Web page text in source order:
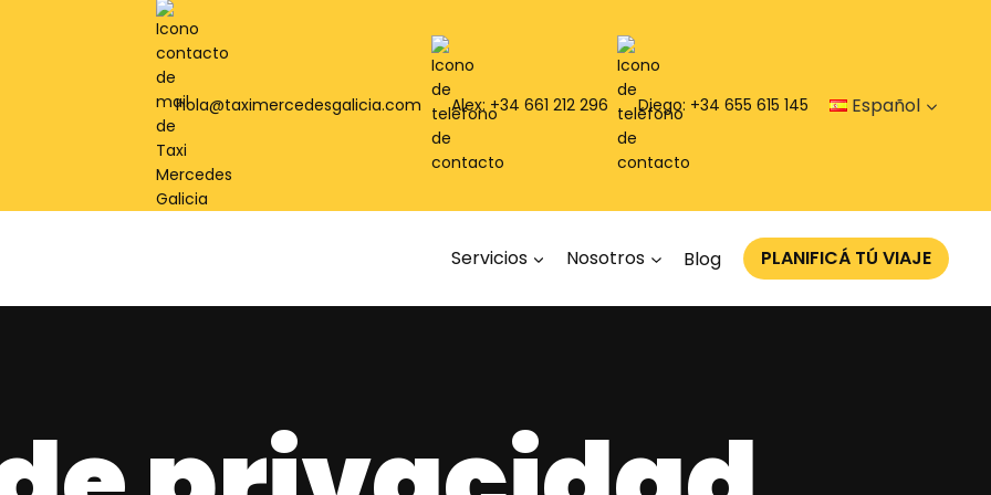
hola@taximercedesgalicia.com Alex: +34 661 212 296 Diego: +34 655 615 145 Español
Servicios Nosotros Blog PLANIFICÁ TÚ VIAJE